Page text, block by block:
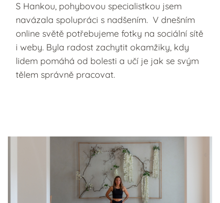
S Hankou, pohybovou specialistkou jsem
navázala spolupráci s nadšením. V dnešním
online světě potřebujeme fotky na sociální sítě
i weby. Byla radost zachytit okamžiky, kdy
lidem pomáhá od bolesti a učí je jak se svým
tělem správně pracovat.